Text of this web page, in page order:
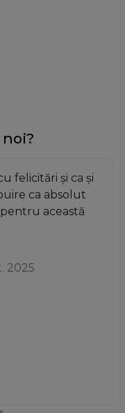
felicitări și ca și
ca absolut
această
2025